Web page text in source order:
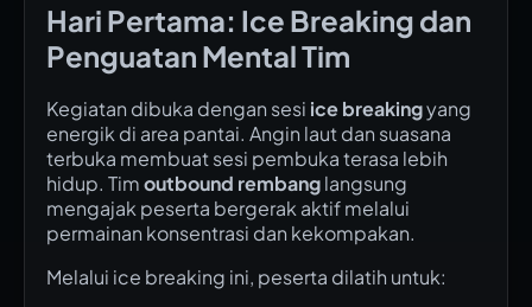
Hari Pertama: Ice Breaking dan
Penguatan Mental Tim
Kegiatan dibuka dengan sesi ice breakingyang
energik di area pantai. Angin laut dan suasana
terbuka membuat sesi pembuka terasa lebih
hidup. Timoutbound rembanglangsung
mengajak peserta bergerak aktif melalui
permainan konsentrasi dan kekompakan.
Melalui ice breaking ini, peserta dilatih untuk: